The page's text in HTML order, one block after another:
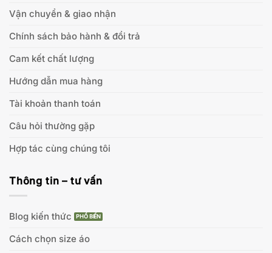
Vận chuyển & giao nhận
Chính sách bảo hành & đổi trả
Cam kết chất lượng
Hướng dẫn mua hàng
Tài khoản thanh toán
Câu hỏi thường gặp
Hợp tác cùng chúng tôi
Thông tin – tư vấn
Blog kiến thức
Cách chọn size áo